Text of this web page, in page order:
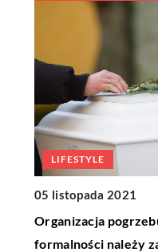
LIFESTYLE
05 listopada 2021
Organizacja
formalności należy